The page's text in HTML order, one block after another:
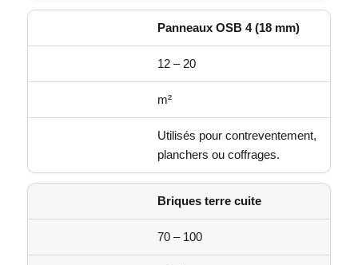
Panneaux OSB 4 (18 mm)
12 – 20
m²
Utilisés pour contreventement,
planchers ou coffrages.
Briques terre cuite
70 – 100